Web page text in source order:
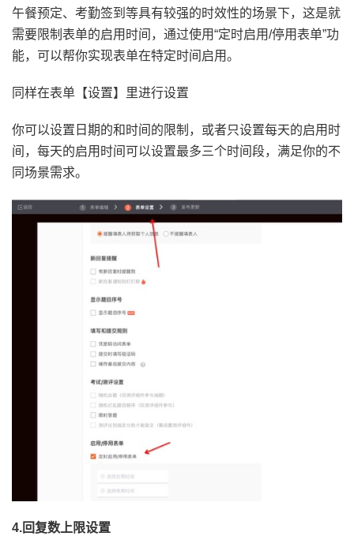
午餐预定、考勤签到等具有较强的时效性的场景下，这是就
需要限制表单的启用时间，通过使用“定时启用/停用表单”功
能，可以帮你实现表单在特定时间启用。
同样在表单【设置】里进行设置
你可以设置日期的和时间的限制，或者只设置每天的启用时
间，每天的启用时间可以设置最多三个时间段，满足你的不
同场景需求。
4.回复数上限设置